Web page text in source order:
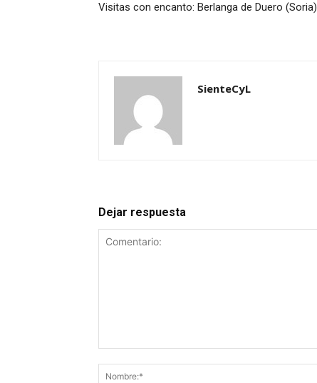
Visitas con encanto: Berlanga de Duero (Soria)
SienteCyL
Dejar respuesta